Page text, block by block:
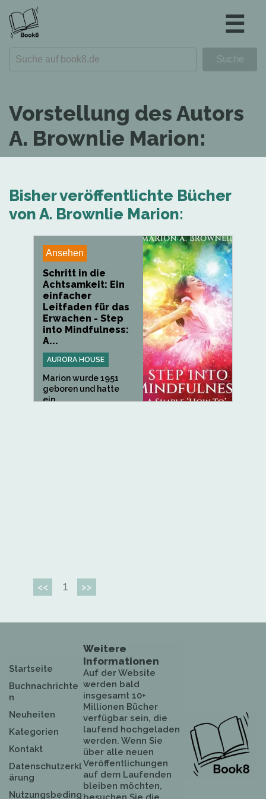
☰
Vorstellung des Autors
A. Brownlie Marion:
Bisher veröffentlichte Bücher
von A. Brownlie Marion:
Ansehen
Schritt in die
Achtsamkeit: Ein
einfacher
Leitfaden für das
Erwachen - Step
into Mindfulness:
A...
AURORA HOUSE
Marion wurde 1951
geboren und hatte
ein...
<< 1 >>
Startseite
Buchnachrichte
n
Neuheiten
Kategorien
Kontakt
Datenschutzerkl
ärung
Nutzungsbeding
Weitere
Informationen
Auf der Website
werden bald
insgesamt 10+
Millionen Bücher
verfügbar sein, die
laufend hochgeladen
werden. Wenn Sie
über alle neuen
Veröffentlichungen
auf dem Laufenden
bleiben möchten,